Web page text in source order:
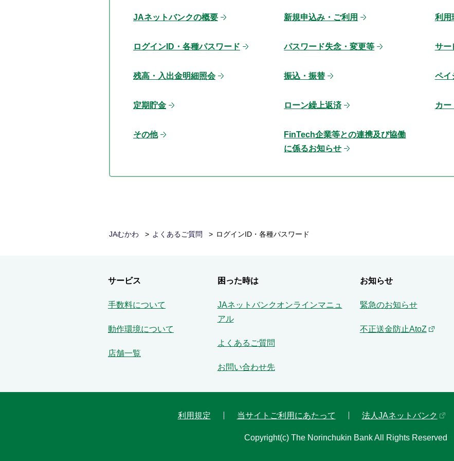
JAネットバンクの概要 新規申込み・ご利用 利用
ログインID・各種パスワード パスワード失念・変更等 サー
残高・入出金明細照会 振込・振替 ペイ
定期貯金 ローン繰上返済 カー
その他
FinTech企業等との連携及び協働
に係るお知らせ
JAむかわ よくあるご質問 ログインID・各種パスワード
サービス
手数料について
動作環境について
店舗一覧
困った時は
JAネットバンクオンラインマニュ
アル
よくあるご質問
お問い合わせ先
お知らせ
緊急のお知らせ
不正送金防止AtoZ
利用規定 当サイトご利用にあたって 法人JAネットバンク
Copyright(c) The Norinchukin Bank All Rights Reserved